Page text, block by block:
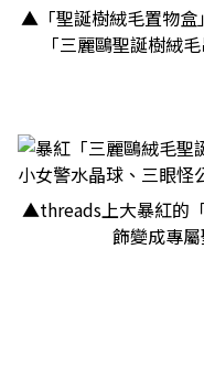
▲「聖誕樹絨毛置物盒
「三麗鷗聖誕樹絨
▲threads上大暴紅的
飾變成專屬